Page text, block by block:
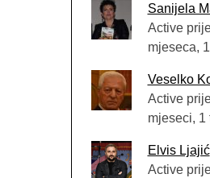
Sanijela
Active
mjeseca,
Veselko
Active
mjeseci, 1
Elvis Ljajić
Active